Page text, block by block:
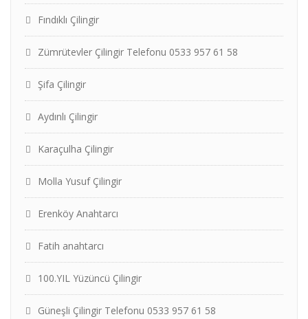
Fındıklı Çilingir
Zümrütevler Çilingir Telefonu 0533 957 61 58
Şifa Çilingir
Aydınlı Çilingir
Karaçulha Çilingir
Molla Yusuf Çilingir
Erenköy Anahtarcı
Fatih anahtarcı
100.YIL Yüzüncü Çilingir
Güneşli Çilingir Telefonu 0533 957 61 58